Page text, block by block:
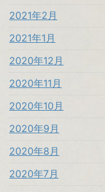
2021年2月
2021年1月
2020年12月
2020年11月
2020年10月
2020年9月
2020年8月
2020年7月